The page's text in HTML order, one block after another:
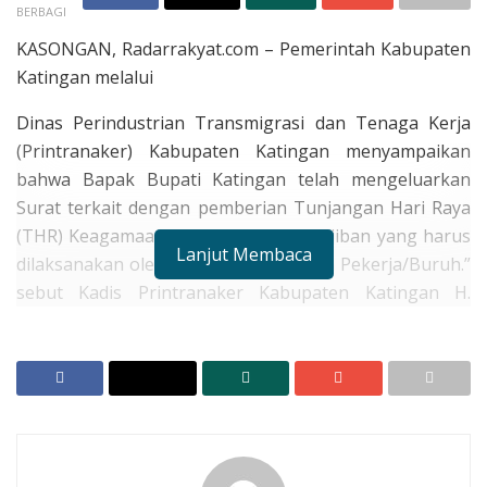
BERBAGI
KASONGAN, Radarrakyat.com – Pemerintah Kabupaten
Katingan melalui
Dinas Perindustrian Transmigrasi dan Tenaga Kerja
(Printranaker) Kabupaten Katingan menyampaikan
bahwa Bapak Bupati Katingan telah mengeluarkan
Surat terkait dengan pemberian Tunjangan Hari Raya
(THR) Keagamaan, ” merupakan kewajiban yang harus
dilaksanakan oleh Pengusaha ke pada Pekerja/Buruh.”
sebut Kadis Printranaker Kabupaten Katingan H.
RELATED POSTS
Sinergitas Polres, Kejari Dan TNI Tunjukkan
Lanjut Membaca